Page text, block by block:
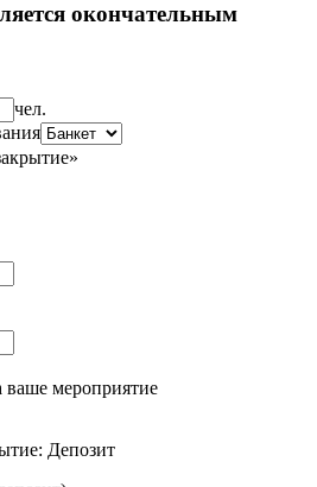
окончательным
чел.
ваше мероприятие
Депозит